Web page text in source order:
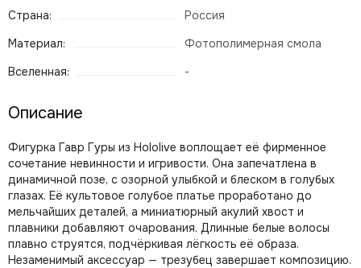
Страна:
Россия
Материал:
Фотополимерная смола
Вселенная:
-
Описание
Фигурка Гавр Гуры из Hololive воплощает её фирменное
сочетание невинности и игривости. Она запечатлена в
динамичной позе, с озорной улыбкой и блеском в голубых
глазах. Её культовое голубое платье проработано до
мельчайших деталей, а миниатюрный акулий хвост и
плавники добавляют очарования. Длинные белые волосы
плавно струятся, подчёркивая лёгкость её образа.
Незаменимый аксессуар — трезубец завершает композицию.